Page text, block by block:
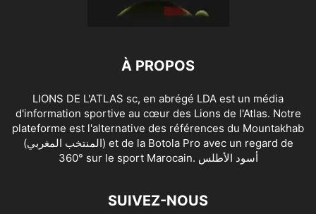
À PROPOS
LIONS DE L'ATLAS sc, en abrégé LDA est un média
d'information sportive au cœur des Lions de l'Atlas. Notre
plateforme est l'alternative des références du Mountakhab
(المنتخب المغربي) et de la Botola Pro avec un regard de
360° sur le sport Marocain. أسود الأطلس
SUIVEZ-NOUS